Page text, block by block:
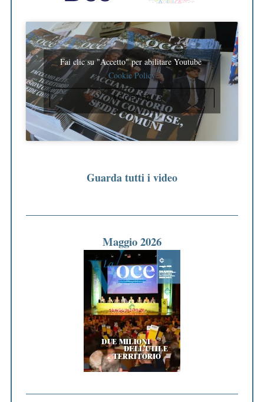
Fai clic su "Accetto" per abilitare Youtube
Cookie Policy
ACCETTO
Guarda tutti i video
Maggio 2026